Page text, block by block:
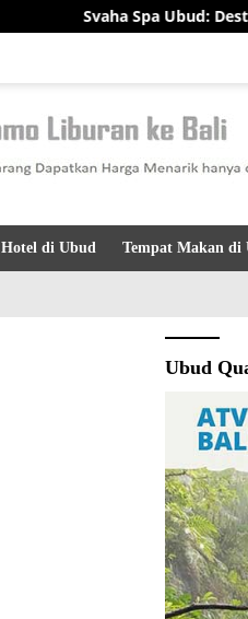
Svaha Spa Ubud: Destinasi
Hotel di Ubud Tempat Makan di
Ubud